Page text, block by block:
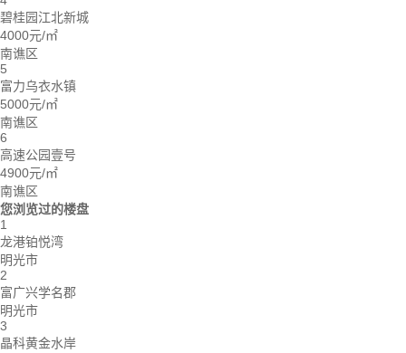
碧桂园江北新城
4000元/㎡
南谯区
5
富力乌衣水镇
5000元/㎡
南谯区
6
高速公园壹号
4900元/㎡
南谯区
您浏览过的楼盘
1
龙港铂悦湾
明光市
2
富广兴学名郡
明光市
3
晶科黄金水岸